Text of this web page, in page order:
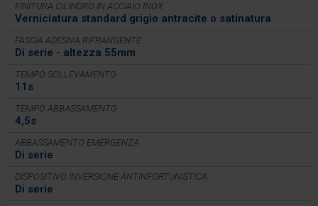
FINITURA CILINDRO IN ACCIAIO INOX
Verniciatura standard grigio antracite o satinatura
FASCIA ADESIVA RIFRANGENTE
Di serie - altezza 55mm
TEMPO SOLLEVAMENTO
11s
TEMPO ABBASSAMENTO
4,5s
ABBASSAMENTO EMERGENZA
Di serie
DISPOSITIVO INVERSIONE ANTINFORTUNISTICA
Di serie